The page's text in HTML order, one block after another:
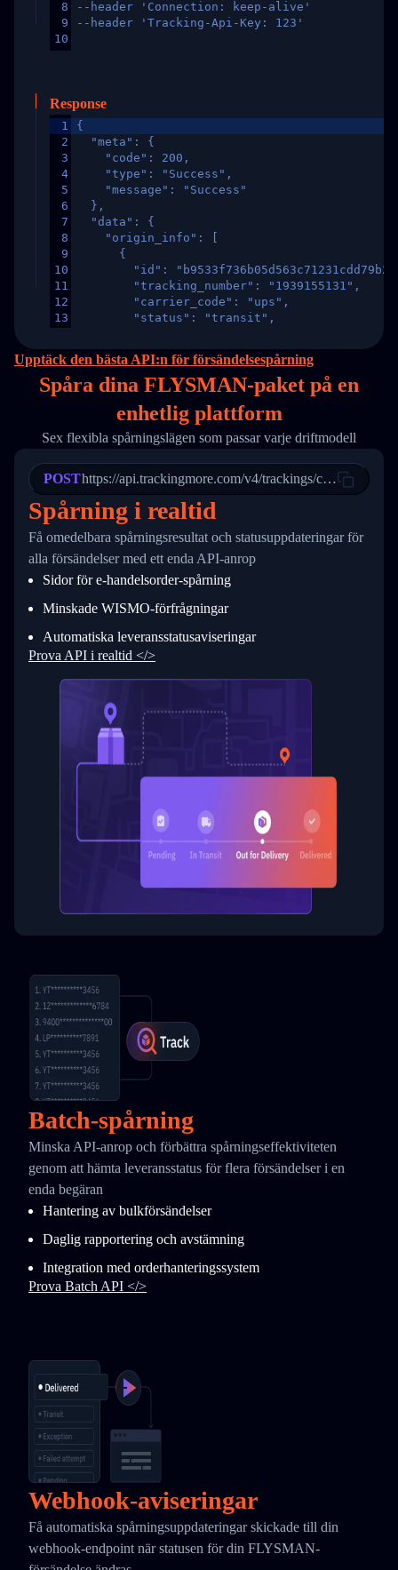
8
9
10
--header 'Connection: keep-alive'
--header 'Tracking-Api-Key: 123'
Response
1
2
3
4
5
6
7
8
9
10
11
12
13
16
17
18
21
22
23
24
25
27
28
29
31
33
34
{
  "meta": {
    "code": 200,
    "type": "Success",
    "message": "Success"
  },
  "data": {
    "origin_info": [
      {
"id":
        "tracking_number": "1939155131",
        "carrier_code": "ups",
        "status": "transit",
        "itemTimeLength": 2,
        "weblink": "",
        "trackinfo": [
          {
            "Date": "2017-03-08 04: 22: 00",
"StatusDescription": "Departed
"Details": "Departed Facility
          },
          {
            "Date": "2017-03-06 15:28:00",
"StatusDescription": "Shipment
"Details": "BEIJING-
          }
      }
  }
}
Upptäck den bästa API:n för försändelsespårning
Spåra dina FLYSMAN-paket på en
enhetlig plattform
Sex flexibla spårningslägen som passar varje driftmodell
POSThttps://api.trackingmore.com/v4/trackings/create
Spårning i realtid
Få omedelbara spårningsresultat och statusuppdateringar för
alla försändelser med ett enda API-anrop
Sidor för e-handelsorder-spårning
Minskade WISMO-förfrågningar
Automatiska leveransstatusaviseringar
Prova API i realtid </>
Batch-spårning
Minska API-anrop och förbättra spårningseffektiviteten
genom att hämta leveransstatus för flera försändelser i en
enda begäran
Hantering av bulkförsändelser
Daglig rapportering och avstämning
Integration med orderhanteringssystem
Prova Batch API </>
Webhook-aviseringar
Få automatiska spårningsuppdateringar skickade till din
webhook-endpoint när statusen för din FLYSMAN-